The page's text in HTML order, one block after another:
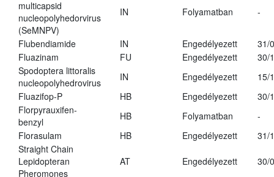
multicapsid
nucleopolyhedorvirus
(SeMNPV)
IN Folyamatban -
Flubendiamide IN Engedélyezett
31/
Fluazinam
FU Engedélyezett
30/
Spodoptera littoralis
nucleopolyhedrovirus
IN Engedélyezett
15/
Fluazifop-P
HB Engedélyezett
30/
Florpyrauxifen-
benzyl
HB Folyamatban
-
Florasulam
HB Engedélyezett
31/
Straight Chain
Lepidopteran
Pheromones
AT Engedélyezett 30/